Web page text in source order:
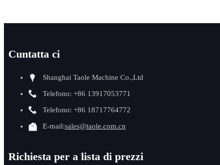
Cuntatta ci
Shanghai Taole Machine Co.,Ltd
Telefono: +86 13917053771
Telefono: +86 18717764772
E-mail:sales@taole.com.cn
Richiesta per a lista di prezzi